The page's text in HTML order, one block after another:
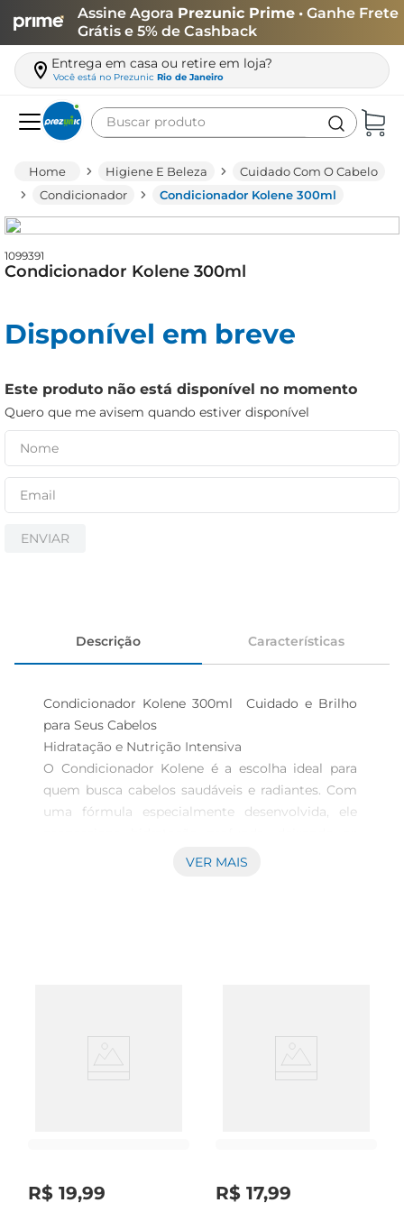
Assine Agora Prezunic Prime • Ganhe Frete
Grátis e 5% de Cashback
Entrega em casa ou retire em loja?
Você está no Prezunic Rio de Janeiro
Buscar produto
Higiene E Beleza
Cuidado Com O Cabelo
Condicionador
Condicionador Kolene 300ml
1099391
Condicionador Kolene 300ml
Disponível em breve
Este produto não está disponível no momento
Quero que me avisem quando estiver disponível
ENVIAR
Descrição Características
Condicionador Kolene 300ml  Cuidado e Brilho
para Seus Cabelos
Hidratação e Nutrição Intensiva
O Condicionador Kolene é a escolha ideal para
quem busca cabelos saudáveis e radiantes. Com
uma fórmula especialmente desenvolvida, ele
fios macios e fáceis de pentear. A aplicação
além da hidratação, como proteção contra danos
quantidade adequada nos cabelos úmidos,
VER MAIS
R$ 19,99 R$ 17,99
leite
queijo
azeite
papel higiênico
cerveja